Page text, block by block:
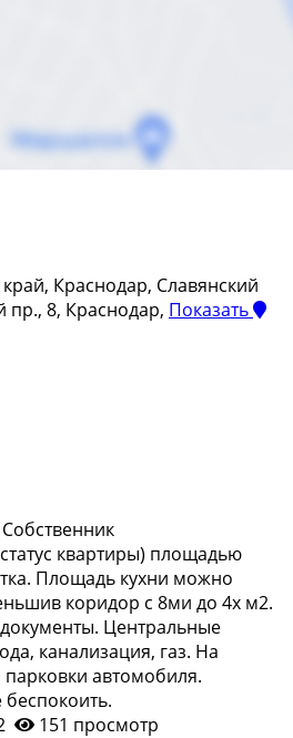
Краснодар, Славянский
пр., 8, Краснодар, Показать
Собственник
квартиры) площадью
Площадь кухни можно
коридор с 8ми до 4х м2.
Центральные
канализация, газ. На
парковки автомобиля.
151 просмотр